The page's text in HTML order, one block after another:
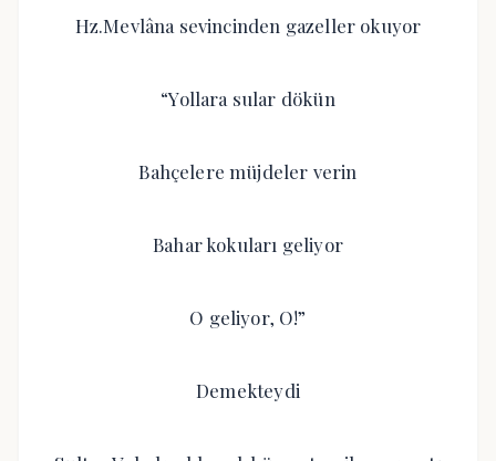
Hz.Mevlâna sevincinden gazeller okuyor
“Yollara sular dökün
Bahçelere müjdeler verin
Bahar kokuları geliyor
O geliyor, O!”
Demekteydi